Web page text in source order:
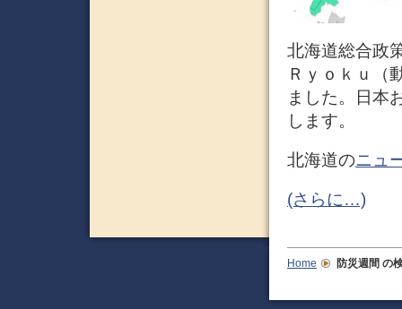
北海道総合政
Ｒｙｏｋｕ（
ました。日本
します。
北海道のニュ
(さらに…)
Home 防災週間 の